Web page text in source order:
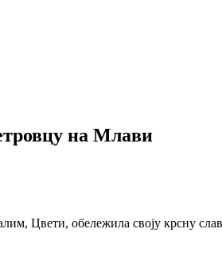
на Млави
Цвети, обележила своју крсну